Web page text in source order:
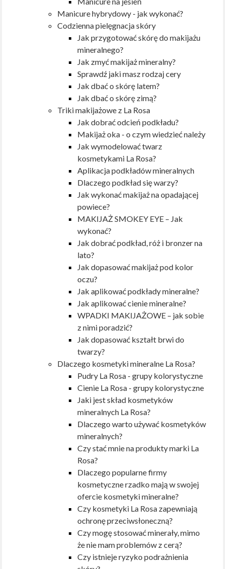
Manicure hybrydowy - jak wykonać?
Codzienna pielęgnacja skóry
Jak przygotować skórę do makijażu
mineralnego?
Jak zmyć makijaż mineralny?
Sprawdź jaki masz rodzaj cery
Jak dbać o skórę latem?
Jak dbać o skórę zimą?
Triki makijażowe z La Rosa
Jak dobrać odcień podkładu?
Makijaż oka - o czym wiedzieć należy
Jak wymodelować twarz
kosmetykami La Rosa?
Aplikacja podkładów mineralnych
Dlaczego podkład się warzy?
Jak wykonać makijaż na opadającej
powiece?
MAKIJAŻ SMOKEY EYE – Jak
wykonać?
Jak dobrać podkład, róż i bronzer na
lato?
Jak dopasować makijaż pod kolor
oczu?
Jak aplikować podkłady mineralne?
Jak aplikować cienie mineralne?
WPADKI MAKIJAŻOWE – jak sobie
z nimi poradzić?
Jak dopasować kształt brwi do
twarzy?
Dlaczego kosmetyki mineralne La Rosa?
Pudry La Rosa - grupy kolorystyczne
Cienie La Rosa - grupy kolorystyczne
Jaki jest skład kosmetyków
mineralnych La Rosa?
Dlaczego warto używać kosmetyków
mineralnych?
Czy stać mnie na produkty marki La
Rosa?
Dlaczego popularne firmy
kosmetyczne rzadko mają w swojej
ofercie kosmetyki mineralne?
Czy kosmetyki La Rosa zapewniają
ochronę przeciwsłoneczną?
Czy mogę stosować minerały, mimo
że nie mam problemów z cerą?
Czy istnieje ryzyko podrażnienia